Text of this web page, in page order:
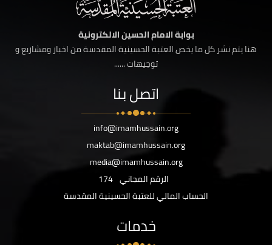
بوابة الامام الحسين الالكترونية
هنا يتم نشر كل ما يخص العتبة الحسينية المقدسة من اخبار ومشاريع و
توجيهات ......
اتصل بنا
info@imamhussain.org
maktab@imamhussain.org
media@imamhussain.org
الرقم المجاني 174
الحساب المالي للعتبة الحسينية المقدسة
خدمات